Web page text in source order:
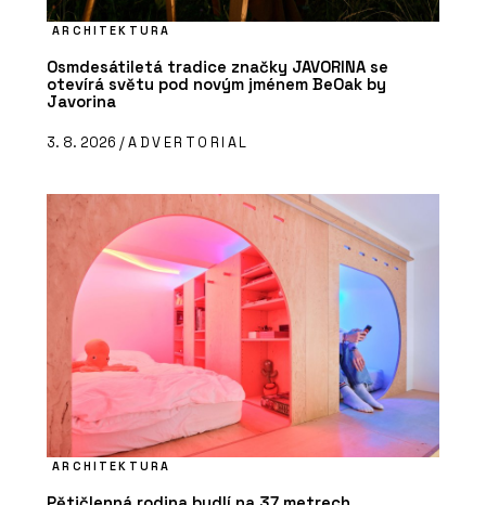
ARCHITEKTURA
Osmdesátiletá tradice značky JAVORINA se
otevírá světu pod novým jménem BeOak by
Javorina
3. 8. 2026 /ADVERTORIAL
ARCHITEKTURA